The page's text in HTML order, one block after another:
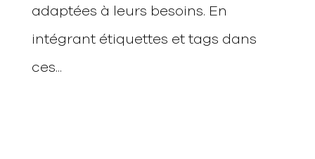
adaptées à leurs besoins. En
intégrant étiquettes et tags dans
ces...